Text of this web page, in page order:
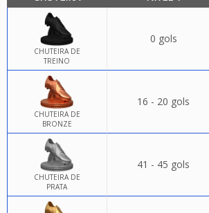
CHUTEIRA DE
TREINO
0 gols
CHUTEIRA DE
BRONZE
16 - 20 gols
CHUTEIRA DE
PRATA
41 - 45 gols